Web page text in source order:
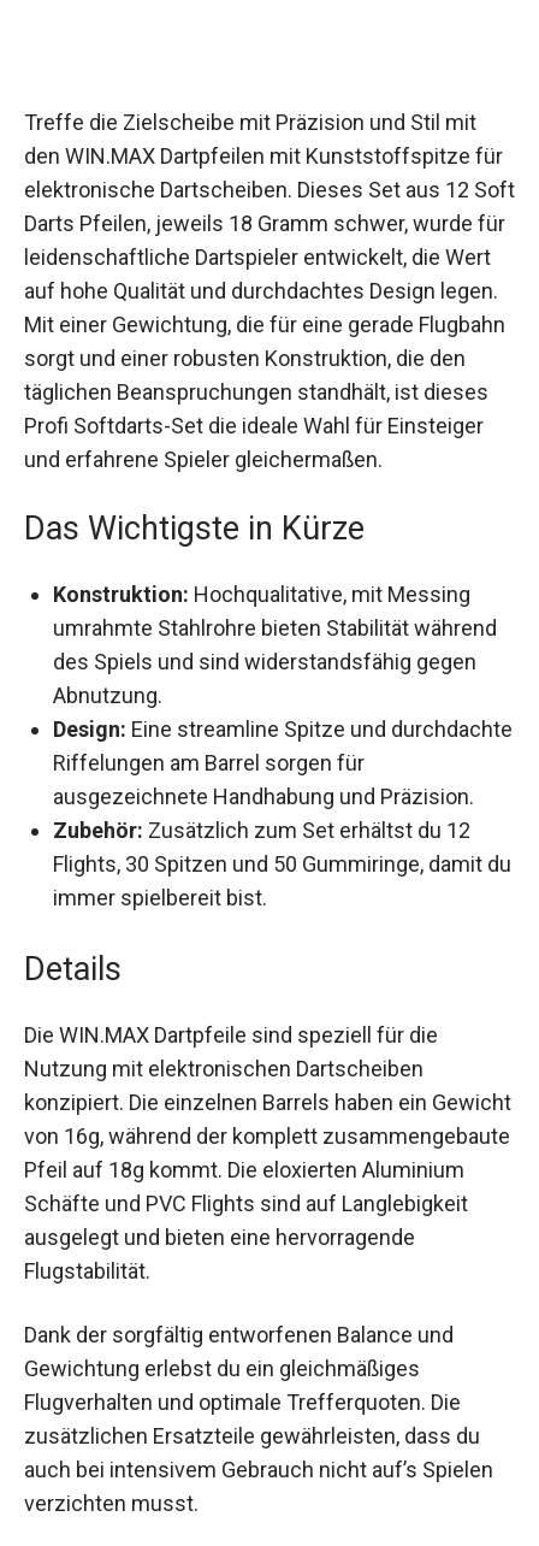
den WIN.MAX Dartpfeilen mit Kunststoffspitze
für elektronische Dartscheiben. Dieses Set aus
12 Soft Darts Pfeilen, jeweils 18 Gramm schwer,
wurde für leidenschaftliche Dartspieler
entwickelt, die Wert auf hohe Qualität und
durchdachtes Design legen. Mit einer
Gewichtung, die für eine gerade Flugbahn sorgt
und einer robusten Konstruktion, die den
täglichen Beanspruchungen standhält, ist dieses
Profi Softdarts-Set die ideale Wahl für Einsteiger
und erfahrene Spieler gleichermaßen.
Das Wichtigste in Kürze
Konstruktion: Hochqualitative, mit Messing
umrahmte Stahlrohre bieten Stabilität während
des Spiels und sind widerstandsfähig gegen
Abnutzung.
Design: Eine streamline Spitze und
durchdachte Riffelungen am Barrel sorgen für
ausgezeichnete Handhabung und Präzision.
Zubehör: Zusätzlich zum Set erhältst du 12
Flights, 30 Spitzen und 50 Gummiringe, damit
du immer spielbereit bist.
Details
Die WIN.MAX Dartpfeile sind speziell für die
Nutzung mit elektronischen Dartscheiben
konzipiert. Die einzelnen Barrels haben ein
Gewicht von 16g, während der komplett
zusammengebaute Pfeil auf 18g kommt. Die
eloxierten Aluminium Schäfte und PVC Flights
sind auf Langlebigkeit ausgelegt und bieten eine
hervorragende Flugstabilität.
Dank der sorgfältig entworfenen Balance und
Gewichtung erlebst du ein gleichmäßiges
Flugverhalten und optimale Trefferquoten. Die
zusätzlichen Ersatzteile gewährleisten, dass du
auch bei intensivem Gebrauch nicht auf’s Spielen
verzichten musst.